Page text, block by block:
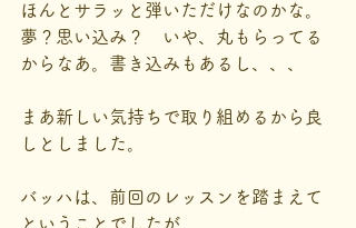
ほんとサラッと弾いただけなのかな。
夢？思い込み？　いや、丸もらってる
からなあ。書き込みもあるし、、、
まあ新しい気持ちで取り組めるから良
しとしました。
バッハは、前回のレッスンを踏まえて
ということでしたが